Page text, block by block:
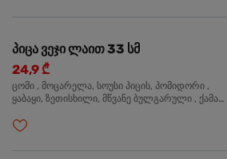
პიცა ვეჯი ლაით 33 სმ
24,9 ₾
ცომი , მოცარელა, სოუსი პიცის, პომიდორი ,
ყაბაყი, ზეთისხილი, მწვანე ბულგარული , ქამა